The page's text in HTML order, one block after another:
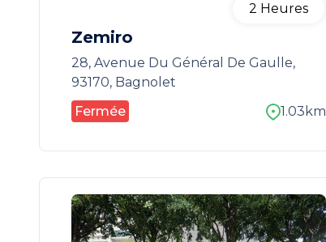
Zemiro
2 Heures
28, Avenue Du Général De Gaulle,
93170, Bagnolet
Fermée
1.03km